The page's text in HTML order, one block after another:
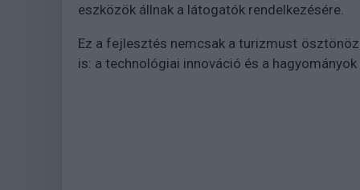
eszközök állnak a látogatók rendelkezésére.
Ez a fejlesztés nemcsak a turizmust
is: a technológiai innováció és a